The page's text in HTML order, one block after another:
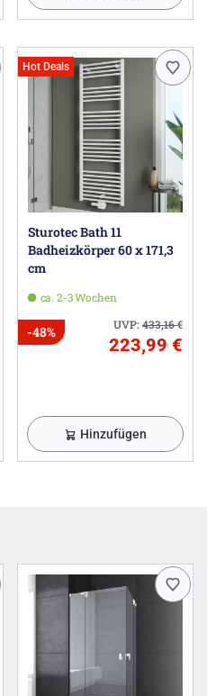
Hot Deals
Sturotec Bath 11
Badheizkörper 60 x 171,3
cm
ca. 2-3 Wochen
UVP:433,16€
-48%
223,99 €
Hinzufügen